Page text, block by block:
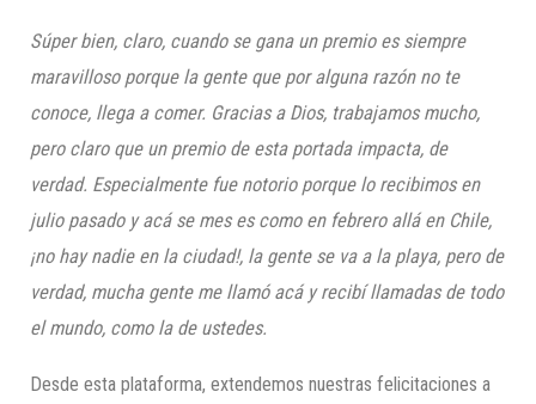
Súper bien, claro, cuando se gana un premio es siempre
maravilloso porque la gente que por alguna razón no te
conoce, llega a comer. Gracias a Dios, trabajamos mucho,
pero claro que un premio de esta portada impacta, de
verdad. Especialmente fue notorio porque lo recibimos en
julio pasado y acá se mes es como en febrero allá en Chile,
¡no hay nadie en la ciudad!, la gente se va a la playa, pero de
verdad, mucha gente me llamó acá y recibí llamadas de todo
el mundo, como la de ustedes.
Desde esta plataforma, extendemos nuestras felicitaciones a